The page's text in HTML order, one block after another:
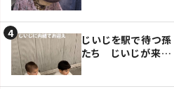
じいじを駅で待つ孫
たち じいじが来た